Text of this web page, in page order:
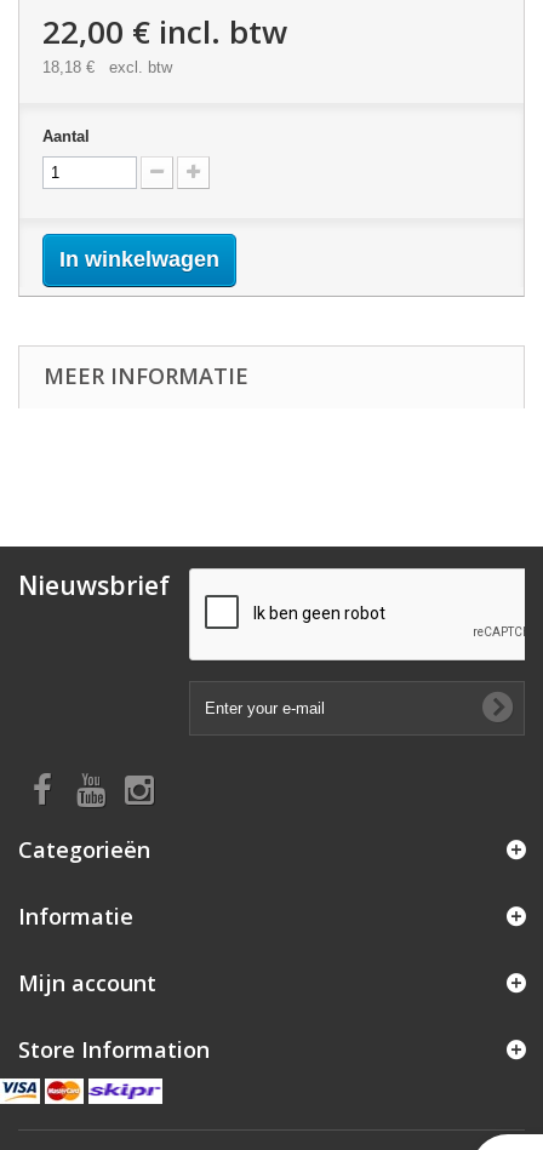
22,00 € incl. btw
18,18 € excl. btw
Aantal
In winkelwagen
MEER INFORMATIE
Nieuwsbrief
Categorieën
Informatie
Mijn account
Store Information